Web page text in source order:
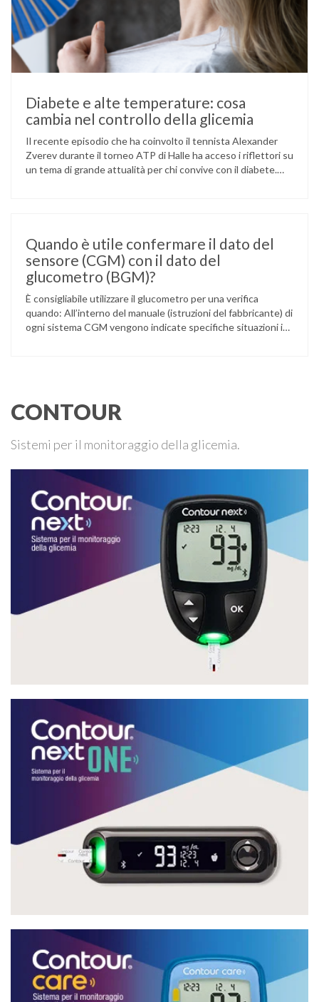
Diabete e alte temperature: cosa
cambia nel controllo della glicemia
Il recente episodio che ha coinvolto il tennista Alexander
Zverev durante il torneo ATP di Halle ha acceso i riflettori su
un tema di grande attualità per chi convive con il diabete.
Quando è utile confermare il dato del
sensore (CGM) con il dato del
glucometro (BGM)?
È consigliabile utilizzare il glucometro per una verifica
quando: All’interno del manuale (istruzioni del fabbricante) di
ogni sistema CGM vengono indicate specifiche situazioni in
CONTOUR
Sistemi per il monitoraggio della glicemia.